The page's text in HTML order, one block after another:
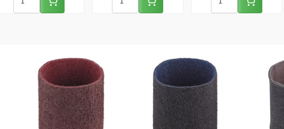
Schweres F-Papier, 25 Stück.
Ab Lager Zentralschweiz
Stück pro Packung. Ab Lager
Zentralschweiz lieferbar.
Schweres F-Papier, 25 Stück.
Ab Lager Zentralschweiz